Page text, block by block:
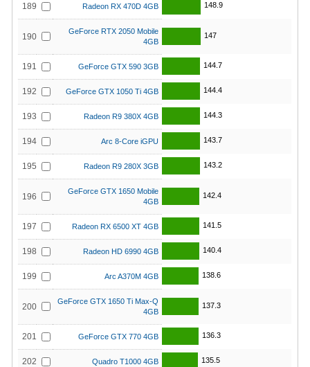
189 Radeon RX 470D 4GB 148.9
190
GeForce RTX 2050 Mobile
4GB
147
191 GeForce GTX 590 3GB 144.7
192 GeForce GTX 1050 Ti 4GB 144.4
193 Radeon R9 380X 4GB 144.3
194 Arc 8-Core iGPU 143.7
195 Radeon R9 280X 3GB 143.2
196
GeForce GTX 1650 Mobile
4GB
142.4
197 Radeon RX 6500 XT 4GB 141.5
198 Radeon HD 6990 4GB 140.4
199 Arc A370M 4GB 138.6
200
GeForce GTX 1650 Ti Max-Q
4GB
137.3
201 GeForce GTX 770 4GB 136.3
202 Quadro T1000 4GB 135.5